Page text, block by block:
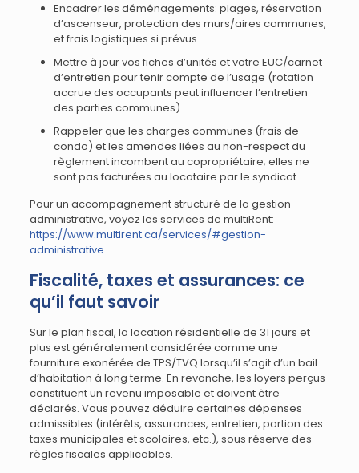
Encadrer les déménagements: plages, réservation
d’ascenseur, protection des murs/aires communes,
et frais logistiques si prévus.
Mettre à jour vos fiches d’unités et votre EUC/carnet
d’entretien pour tenir compte de l’usage (rotation
accrue des occupants peut influencer l’entretien
des parties communes).
Rappeler que les charges communes (frais de
condo) et les amendes liées au non-respect du
règlement incombent au copropriétaire; elles ne
sont pas facturées au locataire par le syndicat.
Pour un accompagnement structuré de la gestion
administrative, voyez les services de multiRent:
https://www.multirent.ca/services/#gestion-
administrative
Fiscalité, taxes et assurances: ce
qu’il faut savoir
Sur le plan fiscal, la location résidentielle de 31 jours et
plus est généralement considérée comme une
fourniture exonérée de TPS/TVQ lorsqu’il s’agit d’un bail
d’habitation à long terme. En revanche, les loyers perçus
constituent un revenu imposable et doivent être
déclarés. Vous pouvez déduire certaines dépenses
admissibles (intérêts, assurances, entretien, portion des
taxes municipales et scolaires, etc.), sous réserve des
règles fiscales applicables.